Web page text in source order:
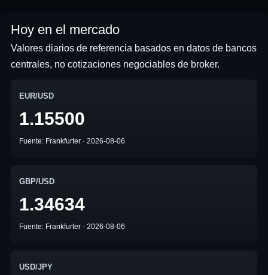
Hoy en el mercado
Valores diarios de referencia basados en datos de bancos
centrales, no cotizaciones negociables de broker.
EUR/USD
1.15500
Fuente: Frankfurter · 2026-08-06
GBP/USD
1.34634
Fuente: Frankfurter · 2026-08-06
USD/JPY